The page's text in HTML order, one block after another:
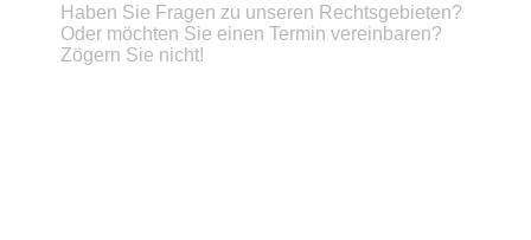
Haben Sie Fragen zu unseren Rechtsgebieten?
Oder möchten Sie einen Termin vereinbaren?
Zögern Sie nicht!